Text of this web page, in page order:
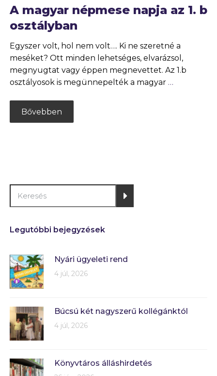
A magyar népmese napja az 1. b
osztályban
Egyszer volt, hol nem volt…. Ki ne szeretné a
meséket? Ott minden lehetséges, elvarázsol,
megnyugtat vagy éppen megnevettet. Az 1.b
osztályosok is megünnepelték a magyar …
Bővebben
Legutóbbi bejegyzések
Nyári ügyeleti rend
4 júl, 2026
Búcsú két nagyszerű kollégánktól
4 júl, 2026
Könyvtáros álláshirdetés